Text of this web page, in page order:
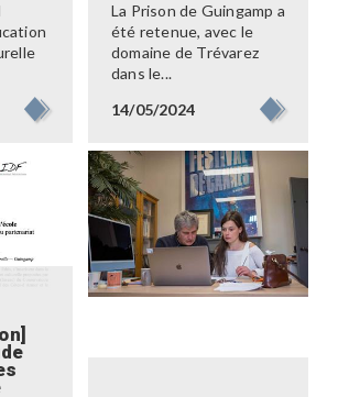
La Prison de Guingamp a
été retenue, avec le
domaine de Trévarez
dans le...
14/05/2024